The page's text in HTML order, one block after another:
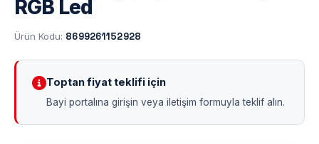
RGB Led
Ürün Kodu: 8699261152928
Toptan fiyat teklifi için
Bayi portalına girişin veya iletişim formuyla teklif alın.